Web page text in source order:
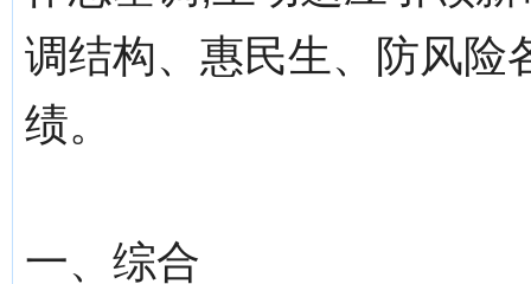
调结构、惠民生、防风险
绩。
一、综合